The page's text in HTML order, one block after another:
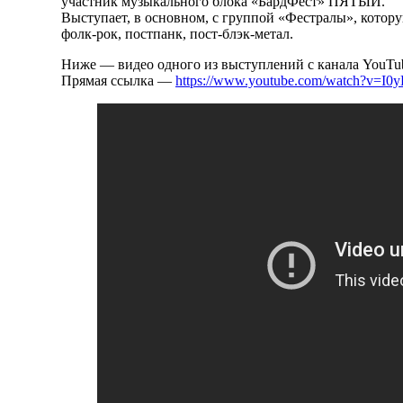
Выступает, в основном, с группой «Фестралы»,
фолк-рок, постпанк, пост-блэк-метал.
Ниже — видео одного из выступлений с канала
Прямая ссылка — https://www.youtube.com/